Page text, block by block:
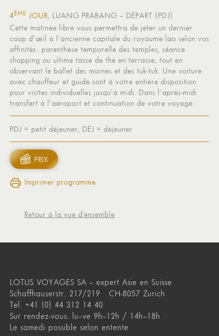
4ÈME JOUR, LUANG PRABANG – DÉPART (PDJ)
Cette matinée libre vous permettra de jeter un dernier
coup d’œil à l’ancienne capitale du royaume lao selon vos
affinités : parenthèse temporelle des temples, séance
shopping ou ultime tasse de thé en terrasse, tout en
observant le ballet des moines et des tuk-tuk. Une voiture
avec chauffeur et guide sont à votre entière disposition
pour visites individuelles jusqu’à midi. Dans l’après-midi
transfert à l’aéroport et continuation de votre voyage.
PDJ = petit déjeuner, DÉJ = déjeuner
PRIX
Imprimer programme
Retour à la vue d'ensemble
LOTUS VOYAGES SA – expert Asie en Suisse
Schaffhauserstr. 217/219 CH-8057 Zurich
Tel. +41 (0) 44 312 14 40
Sur rendez-vous: lu–ve 9h–12h / 14h–18h
Le samedi possible selon entente